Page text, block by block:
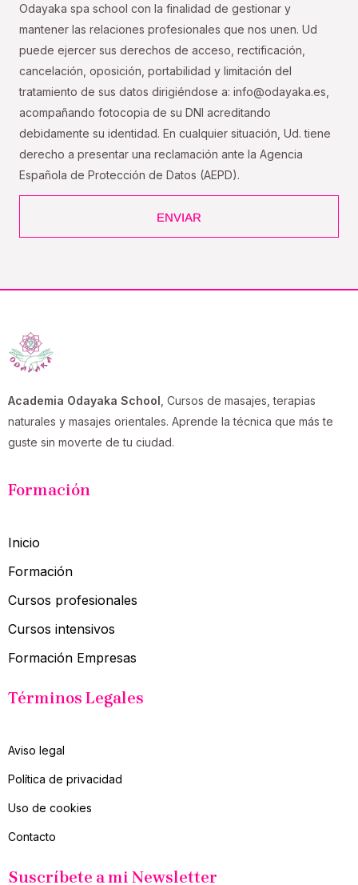
Odayaka spa school con la finalidad de gestionar y
mantener las relaciones profesionales que nos unen. Ud
puede ejercer sus derechos de acceso, rectificación,
cancelación, oposición, portabilidad y limitación del
tratamiento de sus datos dirigiéndose a: info@odayaka.es,
acompañando fotocopia de su DNI acreditando
debidamente su identidad. En cualquier situación, Ud. tiene
derecho a presentar una reclamación ante la Agencia
Española de Protección de Datos (AEPD).
ENVIAR
Academia Odayaka School , Cursos de masajes, terapias
naturales y masajes orientales. Aprende la técnica que más te
guste sin moverte de tu ciudad.
Formación
Inicio
Formación
Cursos profesionales
Cursos intensivos
Formación Empresas
Términos Legales
Aviso legal
Política de privacidad
Uso de cookies
Contacto
Suscríbete a mi Newsletter